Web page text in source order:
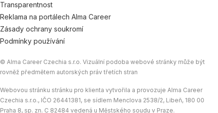
Transparentnost
Reklama na portálech Alma Career
Zásady ochrany soukromí
Podmínky používání
© Alma Career Czechia s.r.o. Vizuální podoba webové stránky může být
rovněž předmětem autorských práv třetích stran
Webovou stránku stránku pro klienta vytvořila a provozuje Alma Career
Czechia s.r.o., IČO 26441381, se sídlem Menclova 2538/2, Libeň, 180 00
Praha 8, sp. zn. C 82484 vedená u Městského soudu v Praze.